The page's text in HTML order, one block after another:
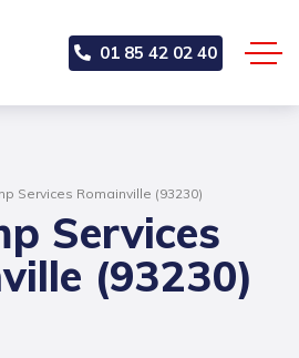
01 85 42 02 40
Services Romainville (93230)
Services
(93230)